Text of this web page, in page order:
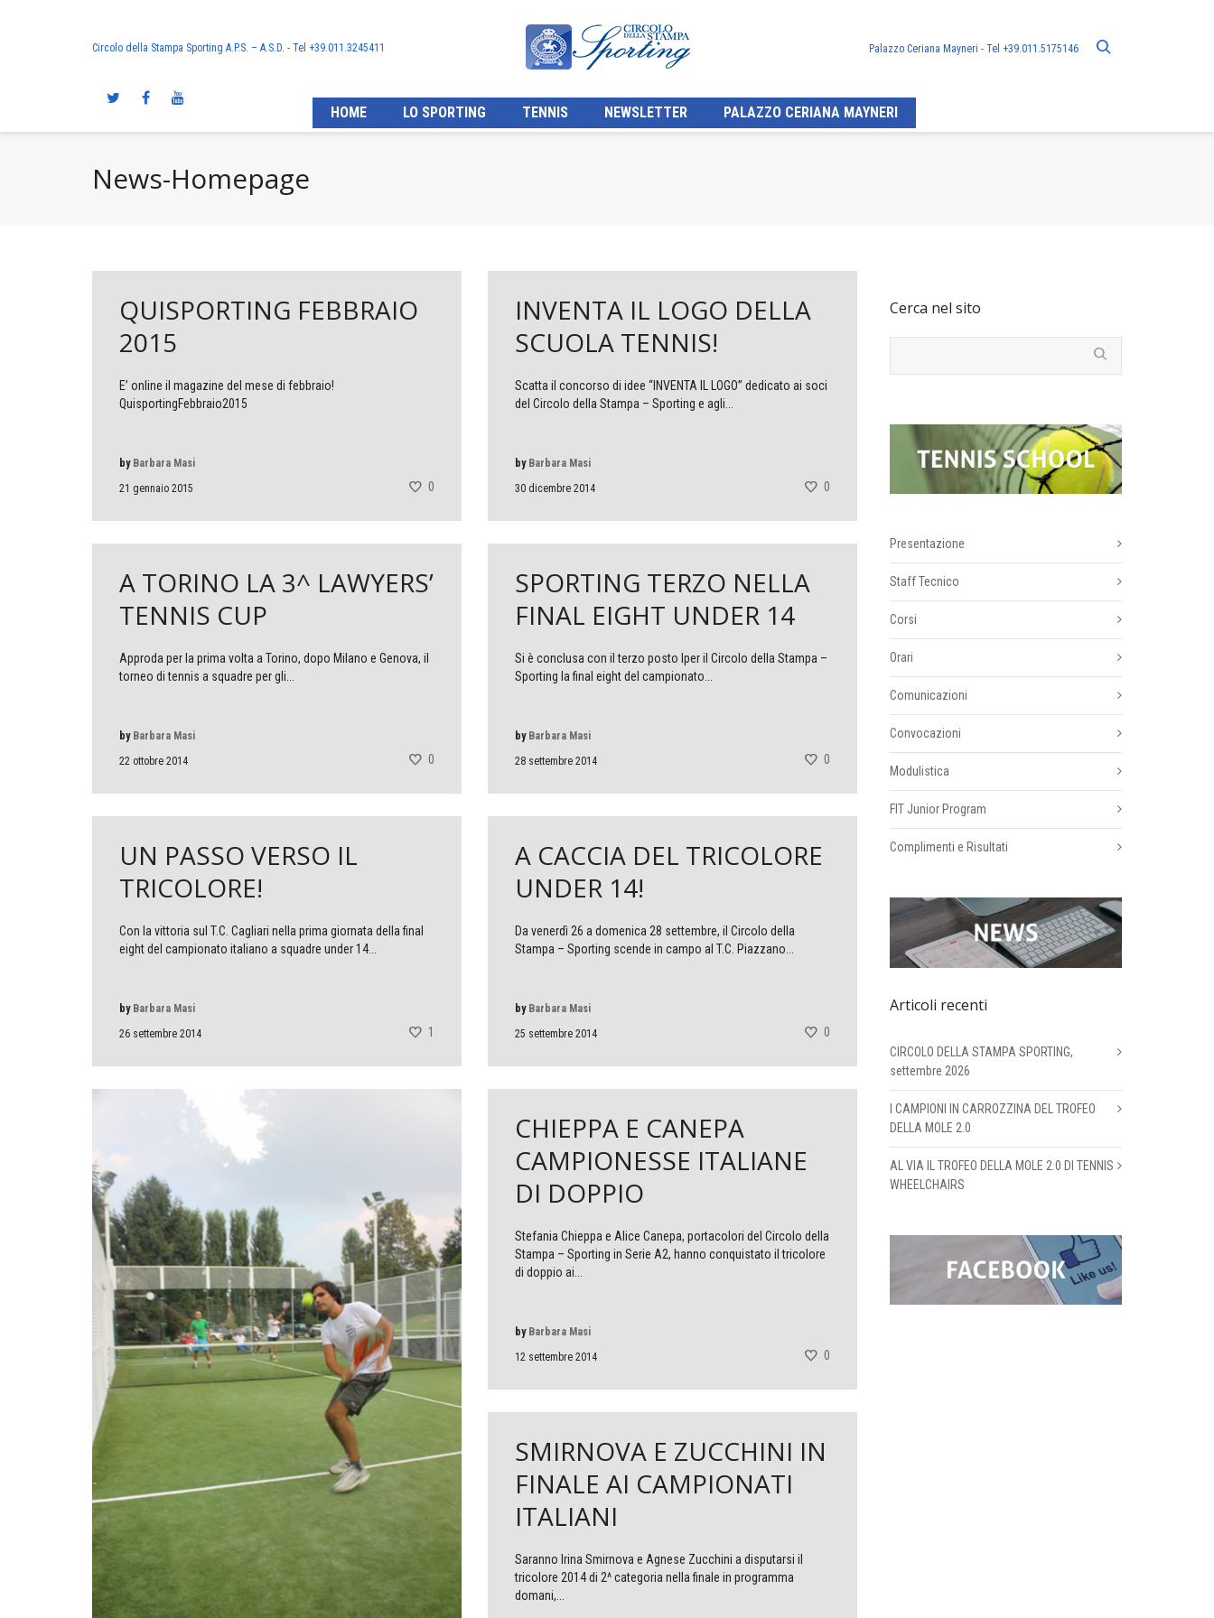
Circolo della Stampa Sporting A.P.S. – A.S.D. - Tel +39.011.3245411 Palazzo Ceriana Mayneri - Tel +39.011.5175146
HOME LO SPORTING TENNIS NEWSLETTER PALAZZO CERIANA MAYNERI
News-Homepage
QUISPORTING FEBBRAIO
2015
E’ online il magazine del mese di febbraio!
QuisportingFebbraio2015
21 gennaio 2015
by Barbara Masi
0
INVENTA IL LOGO DELLA
SCUOLA TENNIS!
Scatta il concorso di idee “INVENTA IL LOGO” dedicato ai soci
del Circolo della Stampa – Sporting e agli...
30 dicembre 2014
by Barbara Masi
0
A TORINO LA 3^ LAWYERS’
TENNIS CUP
Approda per la prima volta a Torino, dopo Milano e Genova, il
torneo di tennis a squadre per gli...
22 ottobre 2014
by Barbara Masi
0
SPORTING TERZO NELLA
FINAL EIGHT UNDER 14
Si è conclusa con il terzo posto lper il Circolo della Stampa –
Sporting la final eight del campionato...
28 settembre 2014
by Barbara Masi
0
UN PASSO VERSO IL
TRICOLORE!
Con la vittoria sul T.C. Cagliari nella prima giornata della final
eight del campionato italiano a squadre under 14...
26 settembre 2014
by Barbara Masi
1
A CACCIA DEL TRICOLORE
UNDER 14!
Da venerdì 26 a domenica 28 settembre, il Circolo della
Stampa – Sporting scende in campo al T.C. Piazzano...
25 settembre 2014
by Barbara Masi
0
CHIEPPA E CANEPA
CAMPIONESSE ITALIANE
DI DOPPIO
Stefania Chieppa e Alice Canepa, portacolori del Circolo della
Stampa – Sporting in Serie A2, hanno conquistato il tricolore
di doppio ai...
12 settembre 2014
by Barbara Masi
0
SMIRNOVA E ZUCCHINI IN
FINALE AI CAMPIONATI
ITALIANI
Saranno Irina Smirnova e Agnese Zucchini a disputarsi il
tricolore 2014 di 2^ categoria nella finale in programma
domani,...
Cerca nel sito
Presentazione
Staff Tecnico
Corsi
Orari
Comunicazioni
Convocazioni
Modulistica
FIT Junior Program
Complimenti e Risultati
Articoli recenti
CIRCOLO DELLA STAMPA SPORTING,
settembre 2026
I CAMPIONI IN CARROZZINA DEL TROFEO
DELLA MOLE 2.0
AL VIA IL TROFEO DELLA MOLE 2.0 DI TENNIS
WHEELCHAIRS